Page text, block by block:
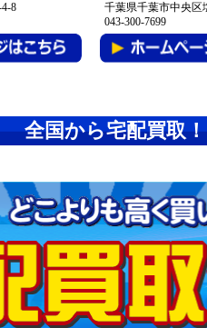
8
千葉県千葉市中央区
043-300-7699
全国から宅配買取！